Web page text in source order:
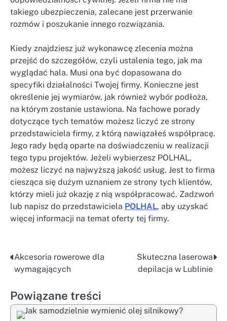
takiego ubezpieczenia, zalecane jest przerwanie
rozmów i poszukanie innego rozwiązania.
Kiedy znajdziesz już wykonawcę zlecenia można
przejść do szczegółów, czyli ustalenia tego, jak ma
wyglądać hala. Musi ona być dopasowana do
specyfiki działalności Twojej firmy. Konieczne jest
określenie jej wymiarów, jak również wybór podłoża,
na którym zostanie ustawiona. Na fachowe porady
dotyczące tych tematów możesz liczyć ze strony
przedstawiciela firmy, z którą nawiązałeś współpracę.
Jego rady będą oparte na doświadczeniu w realizacji
tego typu projektów. Jeżeli wybierzesz POLHAL,
możesz liczyć na najwyższą jakość usług. Jest to firma
ciesząca się dużym uznaniem ze strony tych klientów,
którzy mieli już okazję z nią współpracować. Zadzwoń
lub napisz do przedstawiciela POLHAL, aby uzyskać
więcej informacji na temat oferty tej firmy.
Nawigacja
wpisu
Akcesoria rowerowe dla
wymagających
Skuteczna laserowa
depilacja w Lublinie
Powiązane treści